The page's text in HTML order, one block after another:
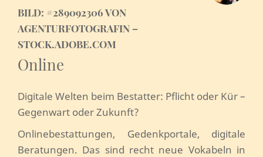
BILD: #289092306 VON
AGENTURFOTOGRAFIN –
STOCK.ADOBE.COM
Online
Digitale Welten beim Bestatter: Pflicht oder Kür –
Gegenwart oder Zukunft?
Onlinebestattungen, Gedenkportale, digitale
Beratungen. Das sind recht neue Vokabeln in